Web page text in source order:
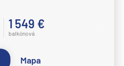
1 549 €
balkónová
Mapa